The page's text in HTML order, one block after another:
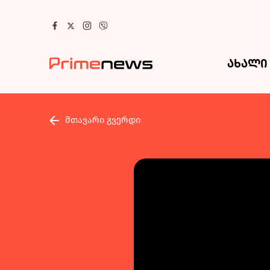
ახალი
მთავარი გვერდი